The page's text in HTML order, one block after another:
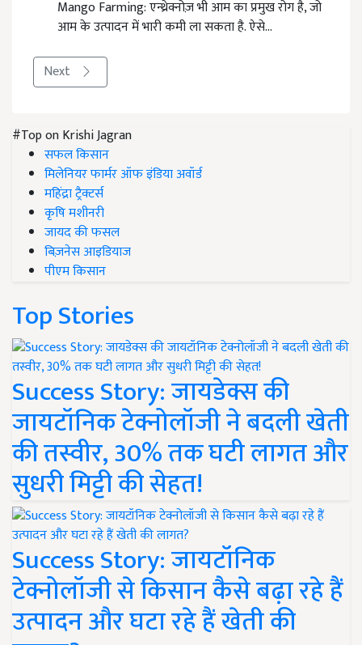
Mango Farming: एन्थ्रेक्नोज़ भी आम का प्रमुख रोग है, जो
आम के उत्पादन में भारी कमी ला सकता है. ऐसे…
Next
#Top on Krishi Jagran
सफल किसान
मिलेनियर फार्मर ऑफ इंडिया अवॉर्ड
महिंद्रा ट्रैक्टर्स
कृषि मशीनरी
जायद की फसल
बिज़नेस आइडियाज
पीएम किसान
Top Stories
Success Story: जायडेक्स की
जायटॉनिक टेक्नोलॉजी ने बदली खेती
की तस्वीर, 30% तक घटी लागत और
सुधरी मिट्टी की सेहत!
Success Story: जायटॉनिक
टेक्नोलॉजी से किसान कैसे बढ़ा रहे हैं
उत्पादन और घटा रहे हैं खेती की